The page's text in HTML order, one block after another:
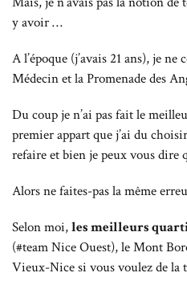
y avoir …
A l’époque (j’avais 21 ans), je ne
Médecin et la Promenade des
Du coup je n’ai pas fait le
premier appart que j’ai du
refaire et bien je peux vous dire
Alors ne faites-pas la même
Selon moi,les meilleurs
(#team Nice Ouest), le Mont
Vieux-Nice si vous voulez de